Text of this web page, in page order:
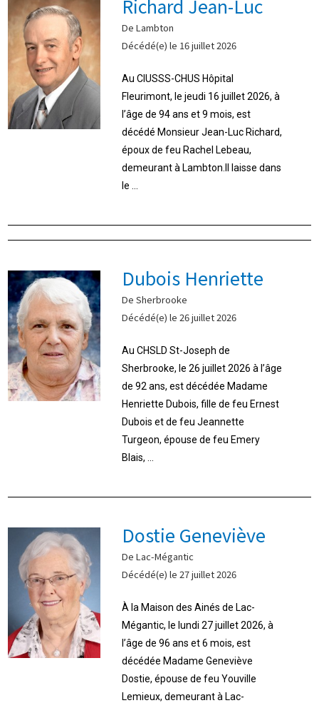
Richard Jean-Luc
De Lambton
Décédé(e) le 16 juillet 2026
Au CIUSSS-CHUS Hôpital
Fleurimont, le jeudi 16 juillet 2026, à
l’âge de 94 ans et 9 mois, est
décédé Monsieur Jean-Luc Richard,
époux de feu Rachel Lebeau,
demeurant à Lambton.Il laisse dans
le ...
Dubois Henriette
De Sherbrooke
Décédé(e) le 26 juillet 2026
Au CHSLD St-Joseph de
Sherbrooke, le 26 juillet 2026 à l’âge
de 92 ans, est décédée Madame
Henriette Dubois, fille de feu Ernest
Dubois et de feu Jeannette
Turgeon, épouse de feu Emery
Blais, ...
Dostie Geneviève
De Lac-Mégantic
Décédé(e) le 27 juillet 2026
À la Maison des Ainés de Lac-
Mégantic, le lundi 27 juillet 2026, à
l’âge de 96 ans et 6 mois, est
décédée Madame Geneviève
Dostie, épouse de feu Youville
Lemieux, demeurant à Lac-